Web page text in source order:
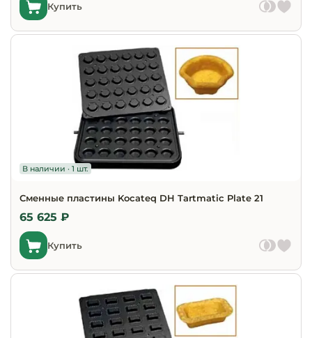
Купить
Сменные пластины Kocateq DH Tartmatic Plate 21
В наличии · 1 шт.
65 625 ₽
Купить